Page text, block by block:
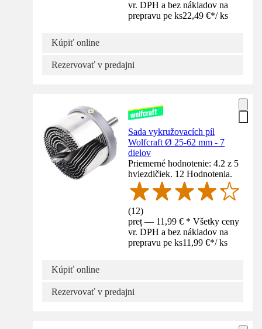
vr. DPH a bez nákladov na
prepravu pe ks22,49 €*/ ks
Kúpiť online
Rezervovať v predajni
Sada vykružovacích píl
Wolfcraft Ø 25-62 mm - 7
dielov
Priemerné hodnotenie: 4.2 z 5
hviezdičiek. 12 Hodnotenia.
(12)
preț — 11,99 € * Všetky ceny
vr. DPH a bez nákladov na
prepravu pe ks11,99 €*/ ks
Kúpiť online
Rezervovať v predajni